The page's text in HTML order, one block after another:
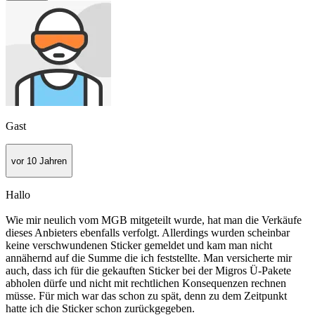
Gast
vor 10 Jahren
Hallo
Wie mir neulich vom MGB mitgeteilt wurde, hat man die Verkäufe
dieses Anbieters ebenfalls verfolgt. Allerdings wurden scheinbar
keine verschwundenen Sticker gemeldet und kam man nicht
annähernd auf die Summe die ich feststellte. Man versicherte mir
auch, dass ich für die gekauften Sticker bei der Migros Ü-Pakete
abholen dürfe und nicht mit rechtlichen Konsequenzen rechnen
müsse. Für mich war das schon zu spät, denn zu dem Zeitpunkt
hatte ich die Sticker schon zurückgegeben.